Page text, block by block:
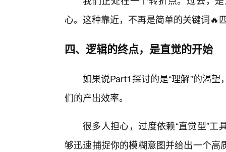
心。这种靠近，不再是简单的关键词🔥
四、逻辑的终点，是直觉的开始
如果说Part1探讨的是“理解”的渴
们的产出效率。
很多人担心，过度依赖“直觉型”
够迅速捕捉你的模糊意图并给出一个